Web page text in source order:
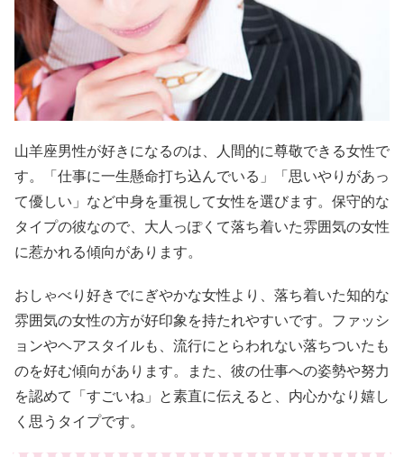
山羊座男性が好きになるのは、人間的に尊敬できる女性で
す。「仕事に一生懸命打ち込んでいる」「思いやりがあっ
て優しい」など中身を重視して女性を選びます。保守的な
タイプの彼なので、大人っぽくて落ち着いた雰囲気の女性
に惹かれる傾向があります。
おしゃべり好きでにぎやかな女性より、落ち着いた知的な
雰囲気の女性の方が好印象を持たれやすいです。ファッシ
ョンやヘアスタイルも、流行にとらわれない落ちついたも
のを好む傾向があります。また、彼の仕事への姿勢や努力
を認めて「すごいね」と素直に伝えると、内心かなり嬉し
く思うタイプです。